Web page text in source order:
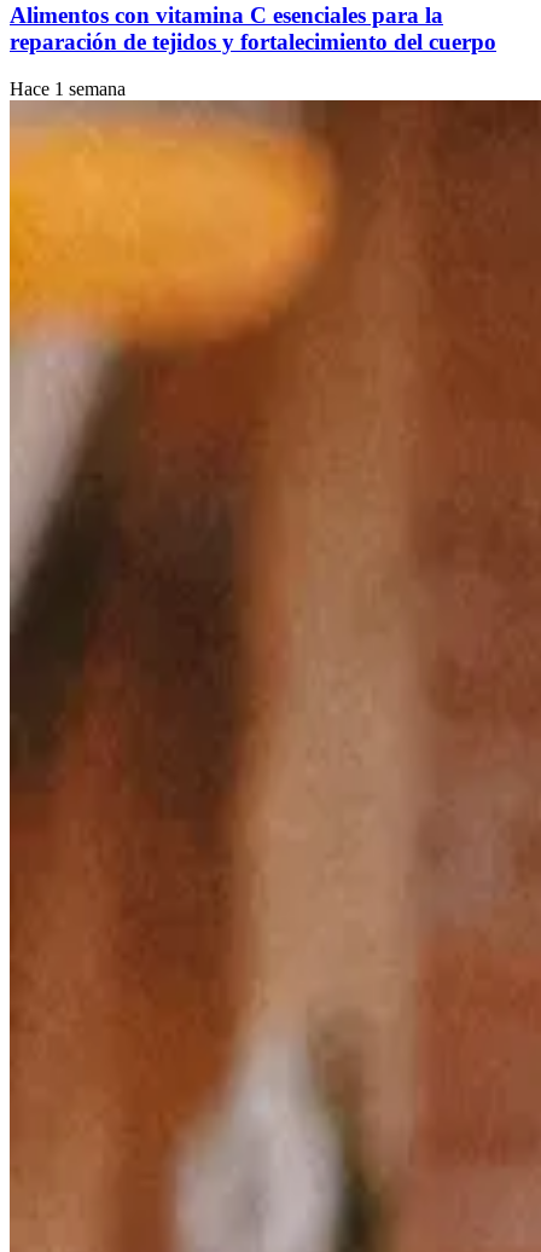
Alimentos con vitamina C esenciales para la
reparación de tejidos y fortalecimiento del cuerpo
Hace 1 semana